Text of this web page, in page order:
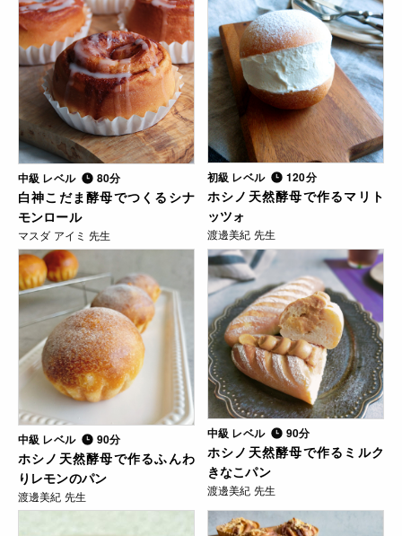
中級 レベル 80分
白神こだま酵母でつくるシナ
モンロール
マスダ アイミ 先生
初級 レベル 120分
ホシノ天然酵母で作るマリト
ッツォ
渡邊美紀 先生
中級 レベル 90分
ホシノ天然酵母で作るふんわ
りレモンのパン
渡邊美紀 先生
中級 レベル 90分
ホシノ天然酵母で作るミルク
きなこパン
渡邊美紀 先生